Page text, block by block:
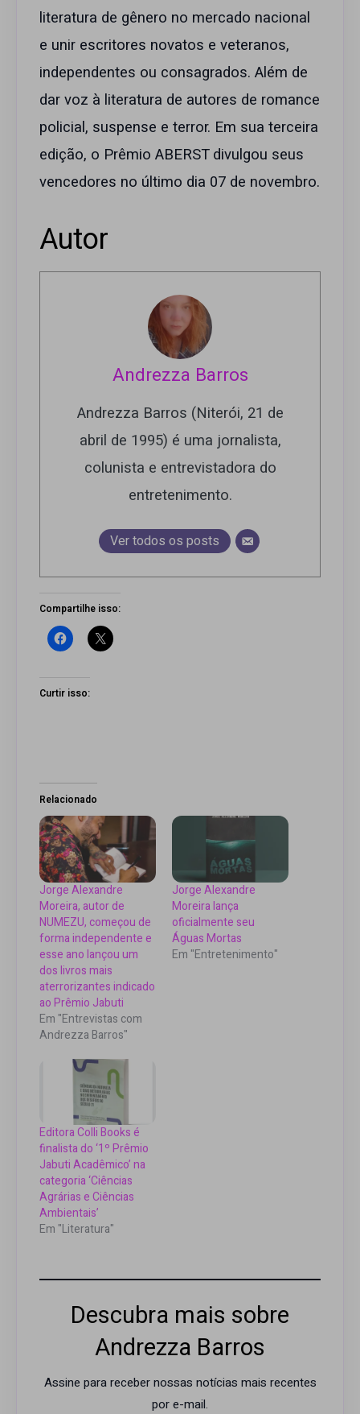
literatura de gênero no mercado nacional
e unir escritores novatos e veteranos,
independentes ou consagrados. Além de
dar voz à literatura de autores de romance
policial, suspense e terror. Em sua terceira
edição, o Prêmio ABERST divulgou seus
vencedores no último dia 07 de novembro.
Autor
Andrezza Barros
Andrezza Barros (Niterói, 21 de
abril de 1995) é uma jornalista,
colunista e entrevistadora do
entretenimento.
Ver todos os posts
Compartilhe isso:
Curtir isso:
Relacionado
Jorge Alexandre
Moreira, autor de
NUMEZU, começou de
forma independente e
esse ano lançou um
dos livros mais
aterrorizantes indicado
ao Prêmio Jabuti
Em "Entrevistas com
Andrezza Barros"
Jorge Alexandre
Moreira lança
oficialmente seu
Águas Mortas
Em "Entretenimento"
Editora Colli Books é
finalista do ‘1º Prêmio
Jabuti Acadêmico’ na
categoria ‘Ciências
Agrárias e Ciências
Ambientais’
Em "Literatura"
Descubra mais sobre
Andrezza Barros
Assine para receber nossas notícias mais recentes
por e-mail.